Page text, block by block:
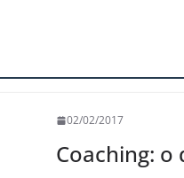
02/02/2017
Coaching: o